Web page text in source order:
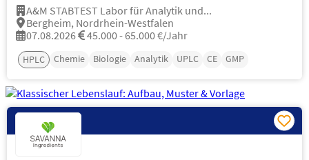
A&M STABTEST Labor für Analytik und...
Bergheim, Nordrhein-Westfalen
07.08.2026
45.000 - 65.000 €/Jahr
HPLC Chemie Biologie Analytik UPLC CE GMP